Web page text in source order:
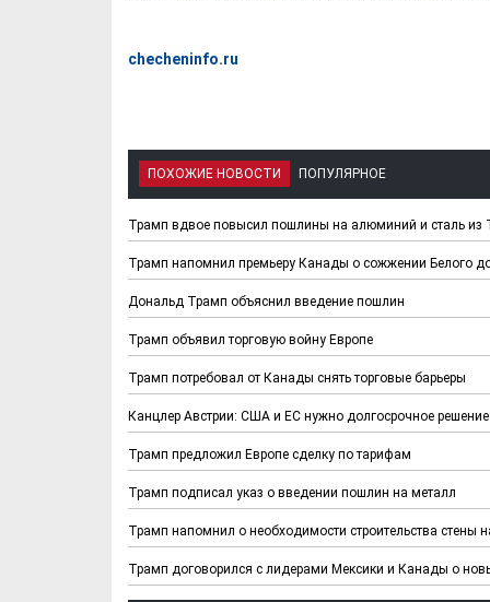
checheninfo.ru
ПОХОЖИЕ НОВОСТИ ПОПУЛЯРНОЕ
Трамп вдвое повысил пошлины на алюминий и сталь из
Трамп напомнил премьеру Канады о сожжении Белого
Дональд Трамп объяснил введение пошлин
Трамп объявил торговую войну Европе
Трамп потребовал от Канады снять торговые барьеры
Канцлер Австрии: США и ЕС нужно долгосрочное
Трамп предложил Европе сделку по тарифам
Трамп подписал указ о введении пошлин на металл
Трамп напомнил о необходимости строительства стены
Трамп договорился с лидерами Мексики и Канады о